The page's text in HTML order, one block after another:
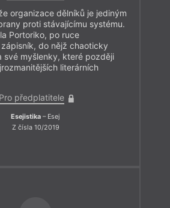
organizace dělníků je jediným
proti stávajícímu systému.
Portoriko, po ruce
do nějž chaoticky
své myšlenky, které později
literárních
Pro předplatitele
Esejistika – Esej
Z čísla 10/2019